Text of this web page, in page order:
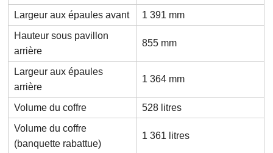
Largeur aux épaules avant
1 391 mm
Hauteur sous pavillon
arrière
855 mm
Largeur aux épaules
arrière
1 364 mm
Volume du coffre
528 litres
Volume du coffre
(banquette rabattue)
1 361 litres